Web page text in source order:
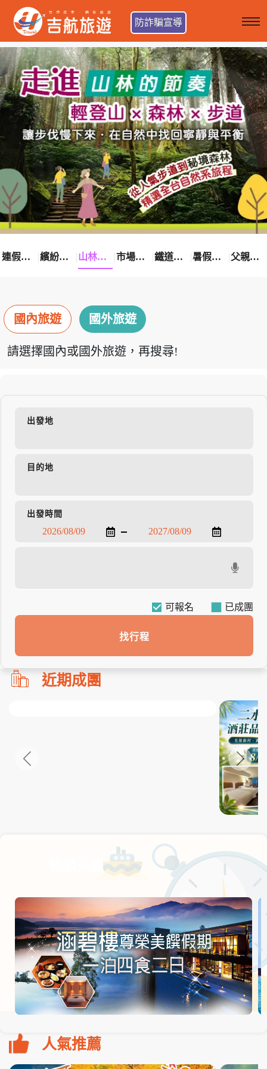
防詐騙宣導
連假卡位趣 繽紛花漾季 山林輕旅行 市場最低價 鐵道觀光之旅 暑假熱賣中 父親節優惠
國內旅遊 國外旅遊
請選擇國內或國外旅遊，再搜尋!
出發地
目的地
出發時間
可報名
找行程
刪!!
近期成團
熱銷天團
人氣推薦